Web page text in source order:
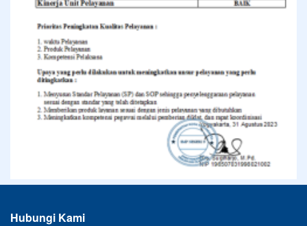
Hubungi Kami